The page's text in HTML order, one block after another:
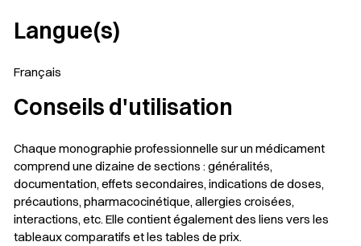
Langue(s)
Français
Conseils d'utilisation
Chaque monographie professionnelle sur un médicament
comprend une dizaine de sections : généralités,
documentation, effets secondaires, indications de doses,
précautions, pharmacocinétique, allergies croisées,
interactions, etc. Elle contient également des liens vers les
tableaux comparatifs et les tables de prix.